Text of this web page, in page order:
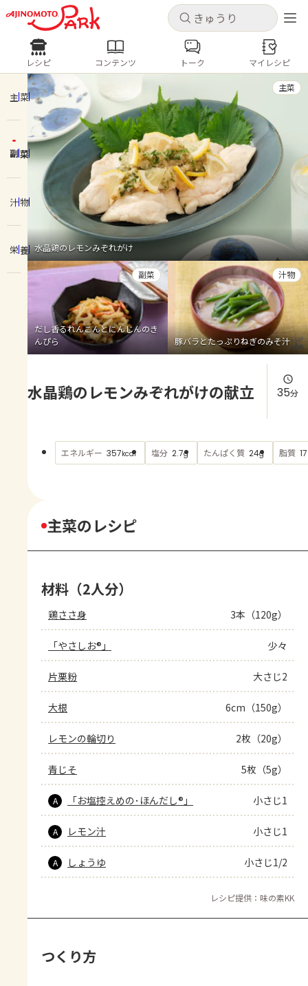
キャンセル
ログインするとレシピを保存できます
ログイン 新規登録
ホーム
コンテンツ
レシピ
トーク
よくあるお問い合わせ
お買い物
AJINOMOTO PARK とは
キャンセル
レシピ コンテンツ
人気の食材・レシピ
きゅうり なす トマト
とうもろこし
ピーマン
みょうが ゴーヤ
レシピ コンテンツ トーク マイレシピ
主菜
副菜
汁物
栄養 水晶鶏のレモンみぞれがけ
主菜
だし香るれんこんとにんじんのき
んぴら
副菜
豚バラとたっぷりねぎのみそ汁
汁物
水晶鶏のレモンみぞれがけの献立 35分
エネルギー 357kcal 塩分 2.7g たんぱく質 24g 脂質
主菜のレシピ
材料（2人分）
鶏ささ身 3本（120g）
「やさしお®」 少々
片栗粉 大さじ2
大根 6cm（150g）
レモンの輪切り 2枚（20g）
青じそ 5枚（5g）
A 「お塩控えめの･ほんだし®」 小さじ1
A レモン汁 小さじ1
A しょうゆ 小さじ1/2
レシピ提供：味の素KK
つくり方